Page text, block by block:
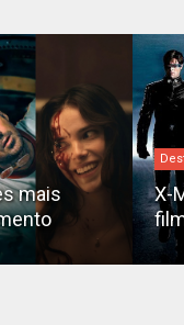
novos
3'